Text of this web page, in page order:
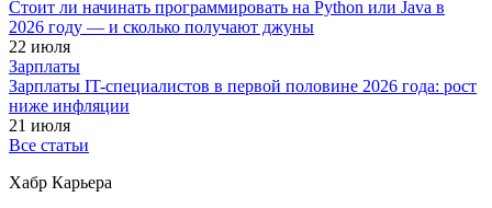
Стоит ли начинать программировать на Python или Java в
2026 году — и сколько получают джуны
22 июля
Зарплаты
Зарплаты IT-специалистов в первой половине 2026 года: рост
ниже инфляции
21 июля
Все статьи
Хабр Карьера